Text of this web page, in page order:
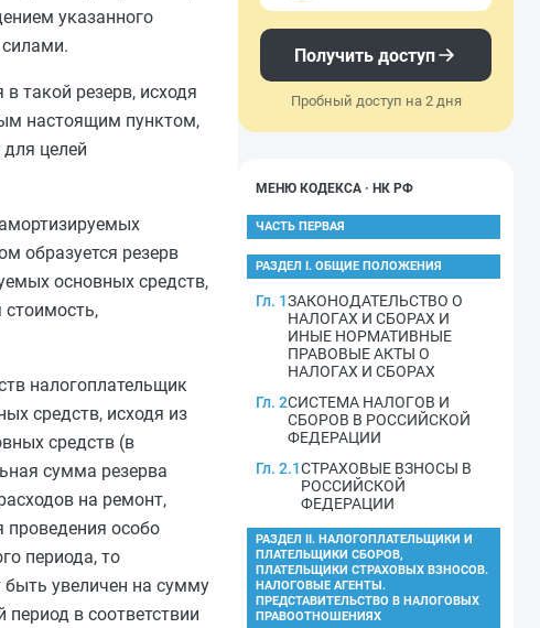
указанного
такой резерв, исходя
настоящим пунктом,
целей
образуется резерв
основных средств,
стоимость,
налогоплательщик
средств, исходя из
средств (в
сумма резерва
на ремонт,
проведения особо
периода, то
увеличен на сумму
в соответствии
Получить доступ
Пробный доступ на 2 дня
МЕНЮ КОДЕКСА · НК РФ
ЧАСТЬ ПЕРВАЯ
РАЗДЕЛ I. ОБЩИЕ ПОЛОЖЕНИЯ
Гл. 1ЗАКОНОДАТЕЛЬСТВО О
НАЛОГАХ И СБОРАХ И
ИНЫЕ НОРМАТИВНЫЕ
ПРАВОВЫЕ АКТЫ О
НАЛОГАХ И СБОРАХ
Гл. 2СИСТЕМА НАЛОГОВ И
СБОРОВ В РОССИЙСКОЙ
ФЕДЕРАЦИИ
Гл. 2.1СТРАХОВЫЕ ВЗНОСЫ В
РОССИЙСКОЙ
ФЕДЕРАЦИИ
РАЗДЕЛ II. НАЛОГОПЛАТЕЛЬЩИКИ И
ПЛАТЕЛЬЩИКИ СБОРОВ,
ПЛАТЕЛЬЩИКИ СТРАХОВЫХ ВЗНОСОВ.
НАЛОГОВЫЕ АГЕНТЫ.
ПРЕДСТАВИТЕЛЬСТВО В НАЛОГОВЫХ
ПРАВООТНОШЕНИЯХ